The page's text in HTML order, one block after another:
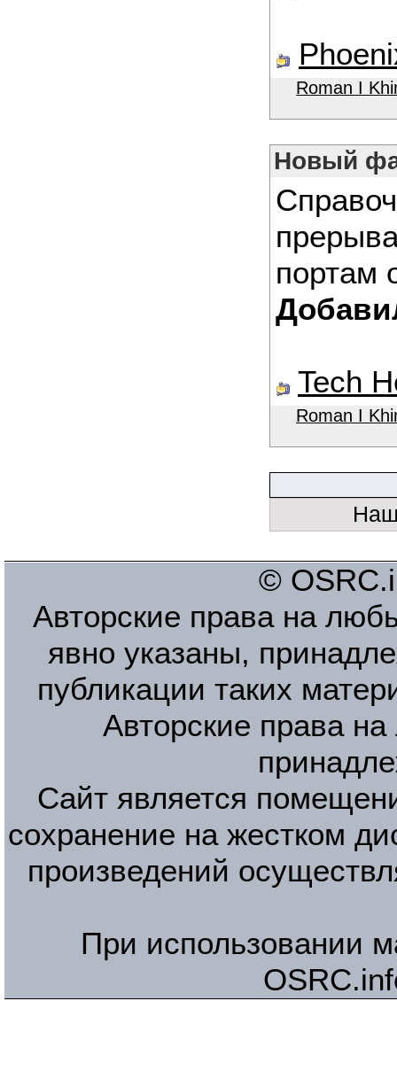
Roman I
Новый
портам
Tech
Roman I
©
Авторские права на
явно указаны,
публикации таких
Авторские права
Сайт является
сохранение на жестком
произведений
При использовании